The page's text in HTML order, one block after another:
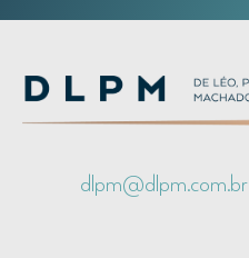
dlpm@dlpm.com.br